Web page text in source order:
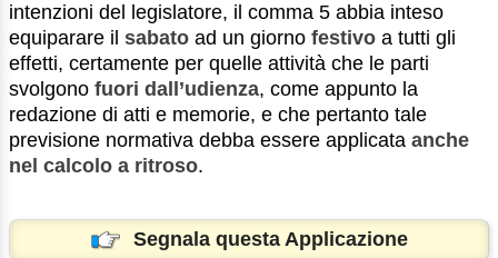
intenzioni del legislatore, il comma 5 abbia inteso
equiparare il sabato ad un giorno festivo a tutti gli
effetti, certamente per quelle attività che le parti
svolgono fuori dall’udienza, come appunto la
redazione di atti e memorie, e che pertanto tale
previsione normativa debba essere applicata anche
nel calcolo a ritroso.
Segnala questa Applicazione